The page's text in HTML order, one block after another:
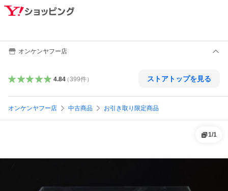
オンケンヤフー店
4.84（399件） ストアトップを見る
オンケンヤフー店 中古商品 お引き取り限定商品
1/1